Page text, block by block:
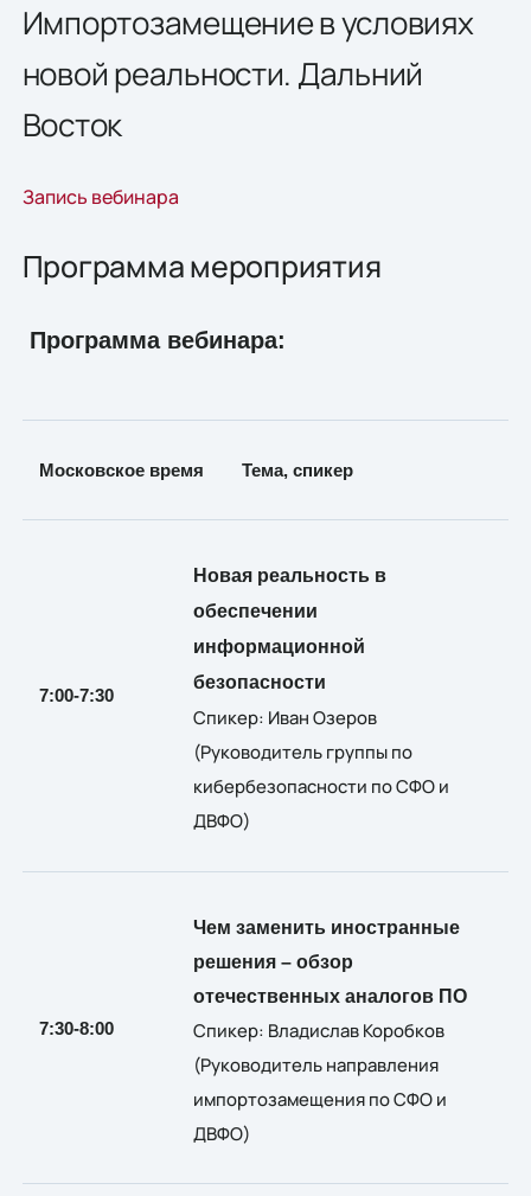
Импортозамещение в условиях
новой реальности. Дальний
Восток
Запись вебинара
Программа мероприятия
Программа вебинара:
Московское время Тема, спикер
7:00-7:30
Новая реальность в
обеспечении
информационной
безопасности
Спикер: Иван Озеров
(Руководитель группы по
кибербезопасности по СФО и
ДВФО)
7:30-8:00
Чем заменить иностранные
решения – обзор
отечественных аналогов ПО
Спикер: Владислав Коробков
(Руководитель направления
импортозамещения по СФО и
ДВФО)